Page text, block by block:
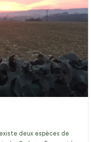
deux espèces de